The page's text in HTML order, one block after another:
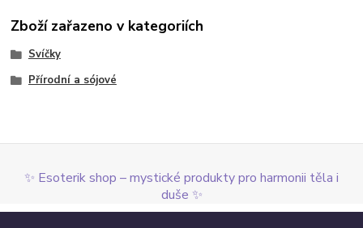
Zboží zařazeno v kategoriích
Svíčky
Přírodní a sójové
✨ Esoterik shop – mystické produkty pro harmonii těla i
duše ✨